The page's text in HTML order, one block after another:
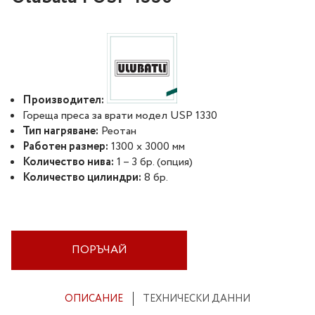
Производител:
Гореща преса за врати модел USP 1330
Тип нагряване: Реотан
Работен размер: 1300 х 3000 мм
Количество нива: 1 – 3 бр. (опция)
Количество цилиндри: 8 бр.
ПОРЪЧАЙ
ОПИСАНИЕ ТЕХНИЧЕСКИ ДАННИ